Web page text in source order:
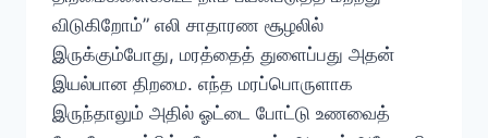
விடுகிறோம்” எலி சாதாரண சூழலில்
இருக்கும்போது, மரத்தைத் துளைப்பது அதன்
இயல்பான திறமை. எந்த மரப்பொருளாக
இருந்தாலும் அதில் ஓட்டை போட்டு உணவைத்